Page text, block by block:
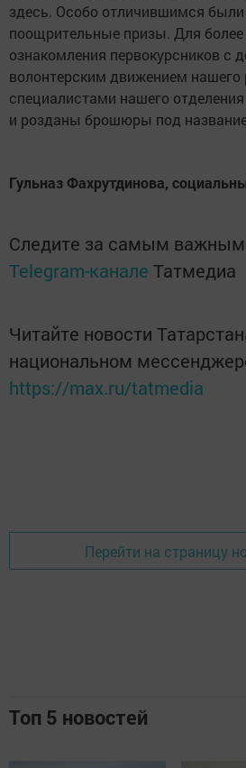
здесь. Особо отличившимся
поощрительные призы. Для более
ознакомления первокурсников с
волонтерским движением нашего
специалистами нашего
и розданы брошюры под
Гульназ Фахрутдинова,
Следите за самым
Telegram-канале Татмедиа
Читайте новости
национальном
https://max.ru/tatmedia
Перейти на страницу
Топ 5 новостей